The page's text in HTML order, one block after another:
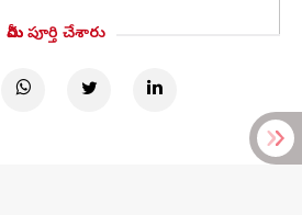
మీరు పూర్తి చేశారు